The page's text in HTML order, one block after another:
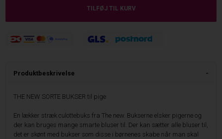
Produktbeskrivelse
THE NEW SORTE BUKSER til pige
En lækker stræk culottebuks fra The new. Bukserne elsker pigerne og
der kan bruges mange smarte bluser til. Der kan sætter alle bluser til,
det er skønt med bukser som disse i børnenes skabe når man skal